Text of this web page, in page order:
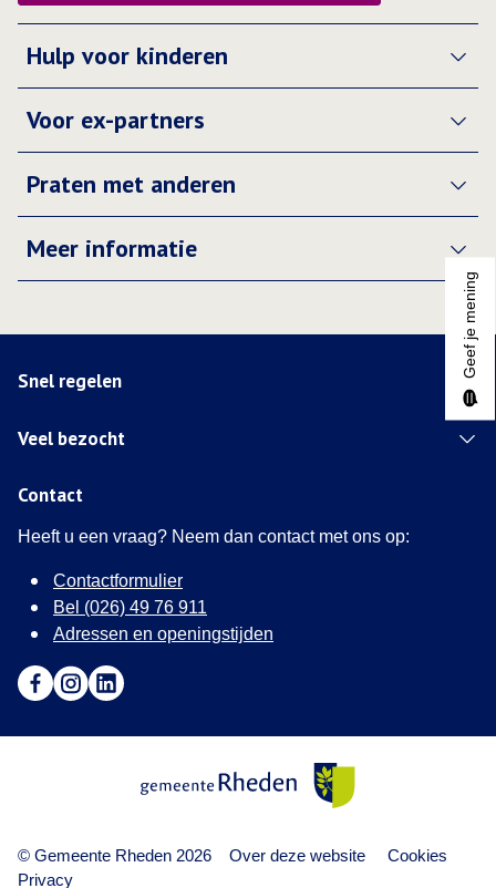
Hulp voor kinderen
Voor ex-partners
Praten met anderen
Meer informatie
Snel regelen
Veel bezocht
Contact
Heeft u een vraag? Neem dan contact met ons op:
Contactformulier
Bel (026) 49 76 911
Adressen en openingstijden
© Gemeente Rheden 2026
Over deze website
Cookies
Privacy
Geef je mening